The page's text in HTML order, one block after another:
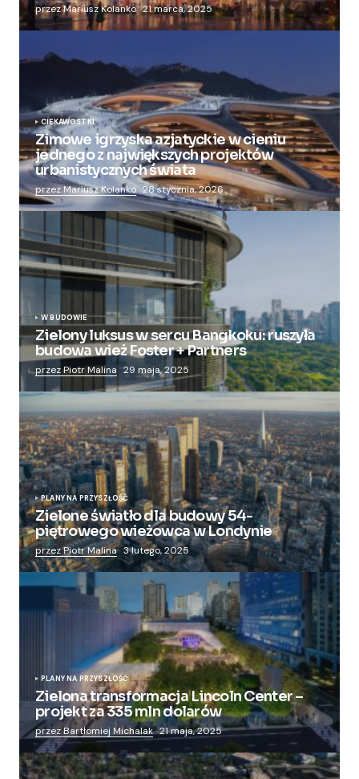
przez Mariusz Kolanko 21 marca, 2025
CIEKAWOSTKI
Zimowe igrzyska azjatyckie w cieniu
jednego z największych projektów
urbanistycznych świata
przez Mariusz Kolanko 28 stycznia, 2026
W BUDOWIE
Zielony luksus w sercu Bangkoku: ruszyła
budowa wież Foster + Partners
przez Piotr Malina 29 maja, 2025
PLANY NA PRZYSZŁOŚĆ
Zielone światło dla budowy 54-
piętrowego wieżowca w Londynie
przez Piotr Malina 3 lutego, 2025
PLANY NA PRZYSZŁOŚĆ
Zielona transformacja Lincoln Center –
projekt za 335 mln dolarów
przez Bartłomiej Michalak 21 maja, 2025